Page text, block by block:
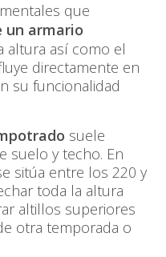
que
un armario
altura así como el
directamente en
su funcionalidad
suele
suelo y techo. En
sitúa entre los 220 y
toda la altura
altillos superiores
otra temporada o